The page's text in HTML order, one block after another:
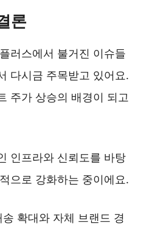
론
러스에서 불거진 이슈들
다시금 주목받고 있어요.
주가 상승의 배경이 되고
인프라와 신뢰도를 바탕
으로 강화하는 중이에요.
확대와 자체 브랜드 경